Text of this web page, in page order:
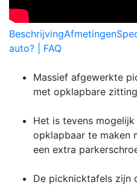
BeschrijvingAfmetingen
auto? | FAQ
Massief afgewerkte
met opklapbare
Het is tevens
opklapbaar te maken
een extra
De picknicktafels zijn